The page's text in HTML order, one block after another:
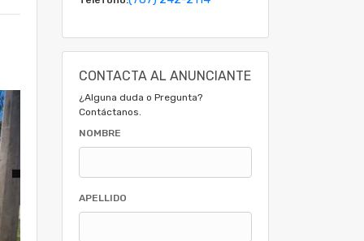
CONTACTA AL ANUNCIANTE
¿Alguna duda o Pregunta?
Contáctanos.
NOMBRE
APELLIDO